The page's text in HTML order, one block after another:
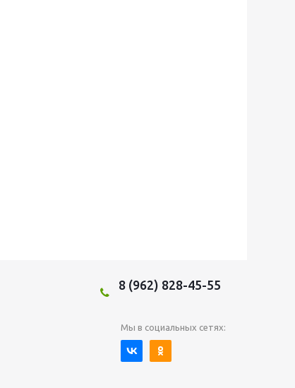
8 (962) 828-45-55
Мы в социальных сетях: